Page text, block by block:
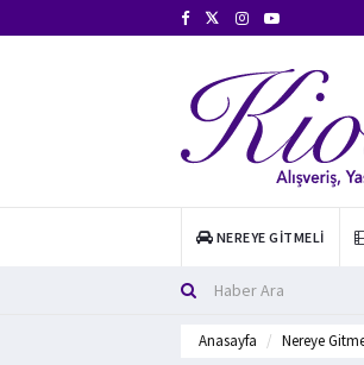
NEREYE GITMELI
Anasayfa Nereye